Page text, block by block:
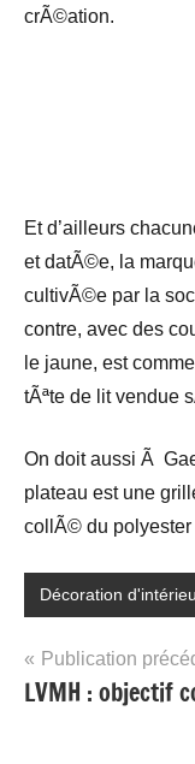
crÃ©ation.
Et d’ailleurs
et datÃ©e, la
cultivÃ©e par la
contre, avec des
le jaune, est
tÃªte de lit vendue
On doit aussi Ã
plateau est une
collÃ© du
Décoration
Navigation
de
Publication
LVMH : objectif